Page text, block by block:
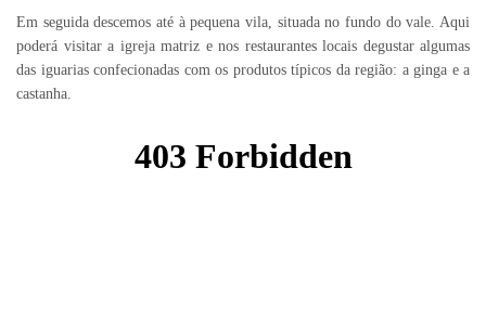
Em seguida descemos até à pequena vila, situada no fundo do vale. Aqui
poderá visitar a igreja matriz e nos restaurantes locais degustar algumas
das iguarias confecionadas com os produtos típicos da região: a ginga e a
castanha.